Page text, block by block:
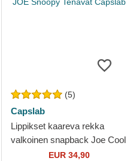
(5)
Capslab
Lippikset kaareva rekka
valkoinen snapback Joe Cool
JOE Snoopy Tenavat
EUR 34,90